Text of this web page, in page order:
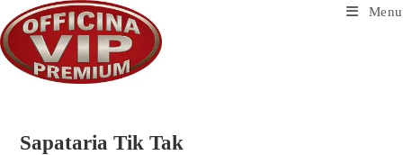
para
o
conteúdo
Menu
Sapataria Tik Tak